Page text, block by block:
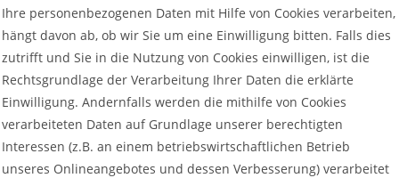
Ihre personenbezogenen Daten mit Hilfe von Cookies verarbeiten,
hängt davon ab, ob wir Sie um eine Einwilligung bitten. Falls dies
zutrifft und Sie in die Nutzung von Cookies einwilligen, ist die
Rechtsgrundlage der Verarbeitung Ihrer Daten die erklärte
Einwilligung. Andernfalls werden die mithilfe von Cookies
verarbeiteten Daten auf Grundlage unserer berechtigten
Interessen (z.B. an einem betriebswirtschaftlichen Betrieb
unseres Onlineangebotes und dessen Verbesserung) verarbeitet